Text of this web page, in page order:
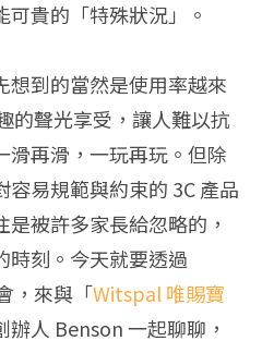
貴的「特殊狀況」。
想到的當然是使用率越來
的聲光享受，讓人難以抗
滑再滑，一玩再玩。但除
易規範與約束的 3C 產品
被許多家長給忽略的，
時刻。今天就要透過
，來與「Witspal 唯賜寶
辦人 Benson 一起聊聊，